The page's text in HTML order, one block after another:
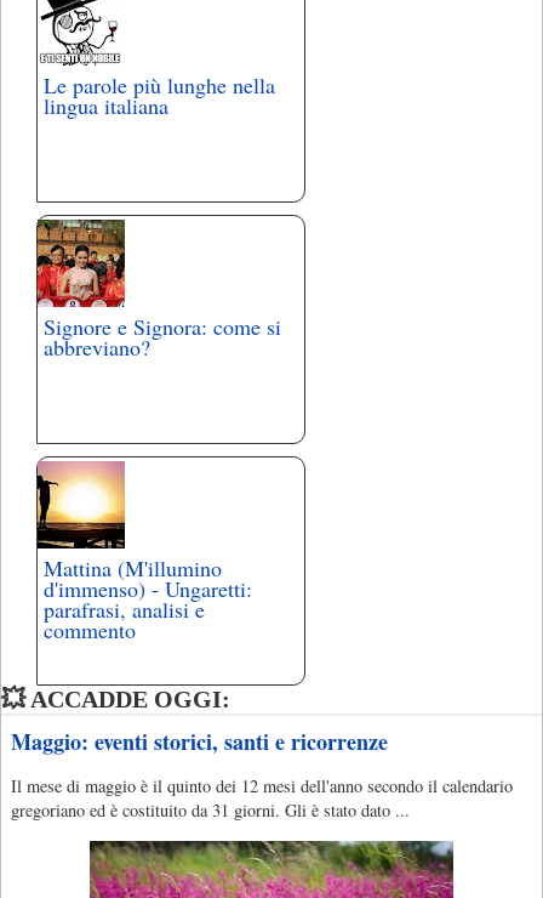
Le parole più lunghe nella
lingua italiana
Signore e Signora: come si
abbreviano?
Mattina (M'illumino
d'immenso) - Ungaretti:
parafrasi, analisi e
commento
💥 ACCADDE OGGI:
Maggio: eventi storici, santi e ricorrenze
Il mese di maggio è il quinto dei 12 mesi dell'anno secondo il calendario
gregoriano ed è costituito da 31 giorni. Gli è stato dato ...